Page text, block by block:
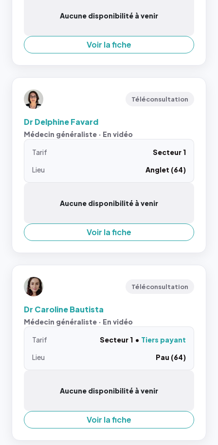
Aucune disponibilité à venir
Voir la fiche
Téléconsultation
Dr Delphine Favard
Médecin généraliste · En vidéo
Tarif
Secteur 1
Lieu
Anglet (64)
Aucune disponibilité à venir
Voir la fiche
Téléconsultation
Dr Caroline Bautista
Médecin généraliste · En vidéo
Tarif Secteur 1
Tiers payant
Lieu
Pau (64)
Aucune disponibilité à venir
Voir la fiche